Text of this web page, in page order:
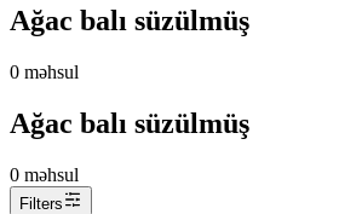
Ağac balı süzülmüş
0 məhsul
Ağac balı süzülmüş
0 məhsul
Filters